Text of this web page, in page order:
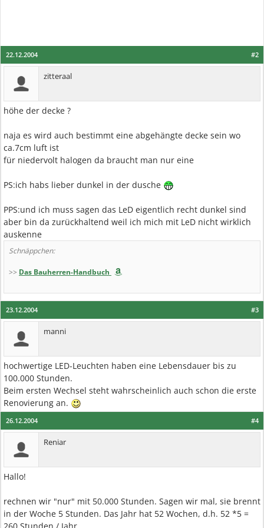
#2
22.12.2004
zitteraal
höhe der decke ?
naja es wird auch bestimmt eine abgehängte decke sein wo
ca.7cm luft ist
für niedervolt halogen da braucht man nur eine
PS:ich habs lieber dunkel in der dusche
PPS:und ich muss sagen das LeD eigentlich recht dunkel sind
aber bin da zurückhaltend weil ich mich mit LeD nicht wirklich
auskenne
Schnäppchen:
>> Das Bauherren-Handbuch
#3
23.12.2004
manni
hochwertige LED-Leuchten haben eine Lebensdauer bis zu
100.000 Stunden.
Beim ersten Wechsel steht wahrscheinlich auch schon die erste
Renovierung an.
#4
26.12.2004
Reniar
Hallo!
rechnen wir "nur" mit 50.000 Stunden. Sagen wir mal, sie brennt
in der Woche 5 Stunden. Das Jahr hat 52 Wochen, d.h. 52 *5 =